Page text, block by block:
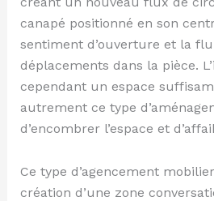
canapé positionné en son
sentiment d’ouverture et la
déplacements dans la pièce.
cependant un espace
autrement ce type
d’encombrer l’espace et
Ce type d’agencement
création d’une zone